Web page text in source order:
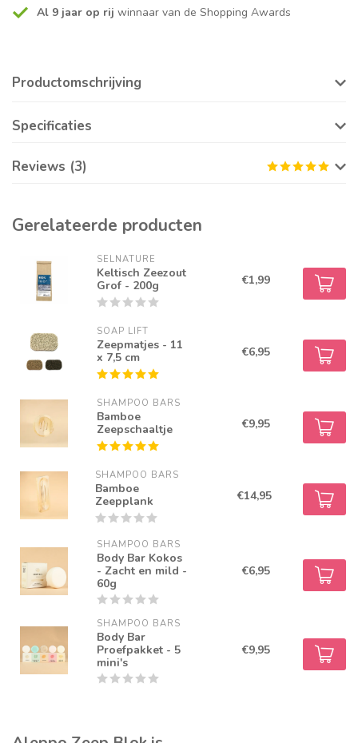
Al 9 jaar op rij winnaar van de Shopping Awards
Productomschrijving
Specificaties
Reviews (3)
Gerelateerde producten
SELNATURE
Keltisch Zeezout
Grof - 200g
€1,99
SOAP LIFT
Zeepmatjes - 11
x 7,5 cm
€6,95
SHAMPOO BARS
Bamboe
Zeepschaaltje
€9,95
SHAMPOO BARS
Bamboe
Zeepplank
€14,95
SHAMPOO BARS
Body Bar Kokos
- Zacht en mild -
60g
€6,95
SHAMPOO BARS
Body Bar
Proefpakket - 5
mini's
€9,95